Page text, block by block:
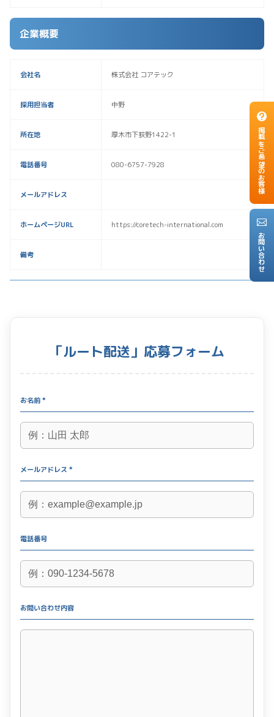
掲載をご希望のお客様
お問い合わせ
企業概要
会社名 株式会社 コアテック
採用担当者 中野
所在地 厚木市下荻野1422-1
電話番号 080-6757-7928
メールアドレス
ホームページURL https://coretech-international.com
備考
「ルート配送」応募フォーム
お名前 *
メールアドレス *
電話番号
お問い合わせ内容